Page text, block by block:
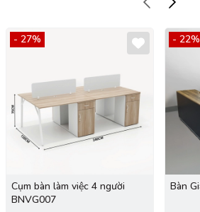
- 27%
Cụm bàn làm việc 4 người
BNVG007
- 22%
Bàn